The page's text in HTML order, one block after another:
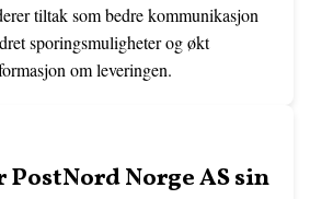
tiltak som bedre kommunikasjon
sporingsmuligheter og økt
om leveringen.
Norge AS sin